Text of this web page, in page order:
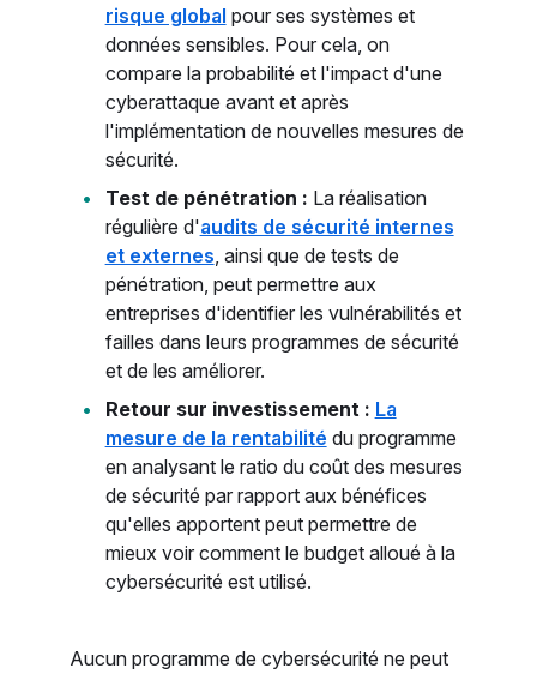
risque global pour ses systèmes et
données sensibles. Pour cela, on
compare la probabilité et l'impact d'une
cyberattaque avant et après
l'implémentation de nouvelles mesures de
sécurité.
Test de pénétration : La réalisation
régulière d'audits de sécurité internes
et externes, ainsi que de tests de
pénétration, peut permettre aux
entreprises d'identifier les vulnérabilités et
failles dans leurs programmes de sécurité
et de les améliorer.
Retour sur investissement : La
mesure de la rentabilité du programme
en analysant le ratio du coût des mesures
de sécurité par rapport aux bénéfices
qu'elles apportent peut permettre de
mieux voir comment le budget alloué à la
cybersécurité est utilisé.
Aucun programme de cybersécurité ne peut